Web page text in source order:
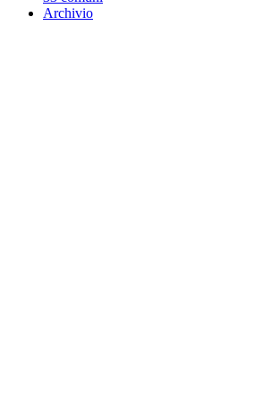
Archivio